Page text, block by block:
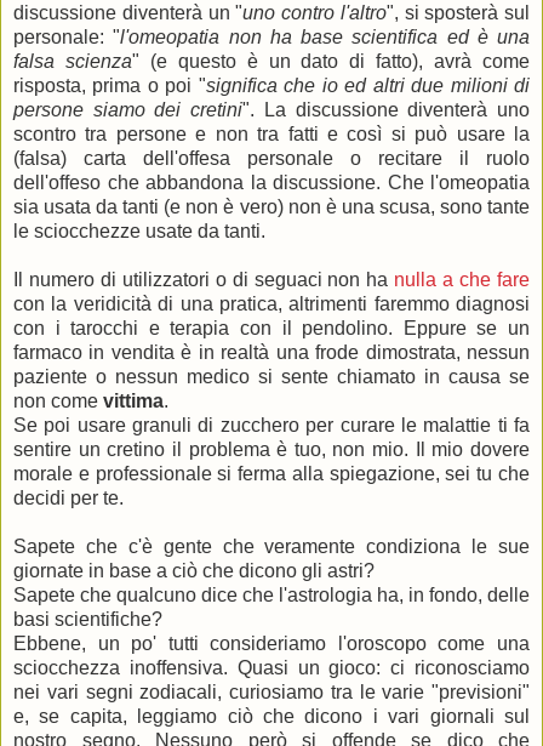
discussione diventerà un "uno contro l'altro", si sposterà sul
personale: "l'omeopatia non ha base scientifica ed è una
falsa scienza" (e questo è un dato di fatto), avrà come
risposta, prima o poi "significa che io ed altri due milioni di
persone siamo dei cretini". La discussione diventerà uno
scontro tra persone e non tra fatti e così si può usare la
(falsa) carta dell'offesa personale o recitare il ruolo
dell'offeso che abbandona la discussione. Che l'omeopatia
sia usata da tanti (e non è vero) non è una scusa, sono tante
le sciocchezze usate da tanti.
Il numero di utilizzatori o di seguaci non ha nulla a che fare
con la veridicità di una pratica, altrimenti faremmo diagnosi
con i tarocchi e terapia con il pendolino. Eppure se un
farmaco in vendita è in realtà una frode dimostrata, nessun
paziente o nessun medico si sente chiamato in causa se
non come vittima.
Se poi usare granuli di zucchero per curare le malattie ti fa
sentire un cretino il problema è tuo, non mio. Il mio dovere
morale e professionale si ferma alla spiegazione, sei tu che
decidi per te.
Sapete che c'è gente che veramente condiziona le sue
giornate in base a ciò che dicono gli astri?
Sapete che qualcuno dice che l'astrologia ha, in fondo, delle
basi scientifiche?
Ebbene, un po' tutti consideriamo l'oroscopo come una
sciocchezza inoffensiva. Quasi un gioco: ci riconosciamo
nei vari segni zodiacali, curiosiamo tra le varie "previsioni"
e, se capita, leggiamo ciò che dicono i vari giornali sul
nostro segno. Nessuno però si offende se dico che